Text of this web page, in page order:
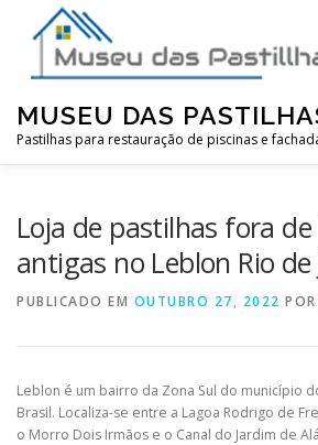
conteúdo
MUSEU DAS
Pastilhas para restauração de piscinas e
Loja de pastilhas fora
antigas no Leblon Rio de
PUBLICADO EM OUTUBRO 27, 2022 POR
Leblon é um bairro da Zona Sul do município
Brasil. Localiza-se entre a Lagoa Rodrigo de
o Morro Dois Irmãos e o Canal do Jardim de